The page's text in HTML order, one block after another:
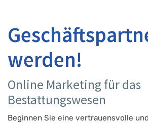
werden!
Online Marketing für das
Bestattungswesen
Beginnen Sie eine vertrauensvolle